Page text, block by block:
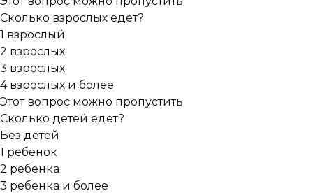
Сколько взрослых едет?
1 взрослый
2 взрослых
3 взрослых
4 взрослых и более
Этот вопрос можно пропустить
Сколько детей едет?
Без детей
1 ребенок
2 ребенка
3 ребенка и более